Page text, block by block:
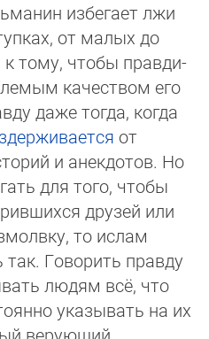
избегает лжи
от малых до
к тому, чтобы прав­ди­
качеством его
даже тогда, когда
от
и анекдотов. Но
для того, чтобы
друзей или
то ислам
Говорить правду
лю­дям всё, что
указывать на их